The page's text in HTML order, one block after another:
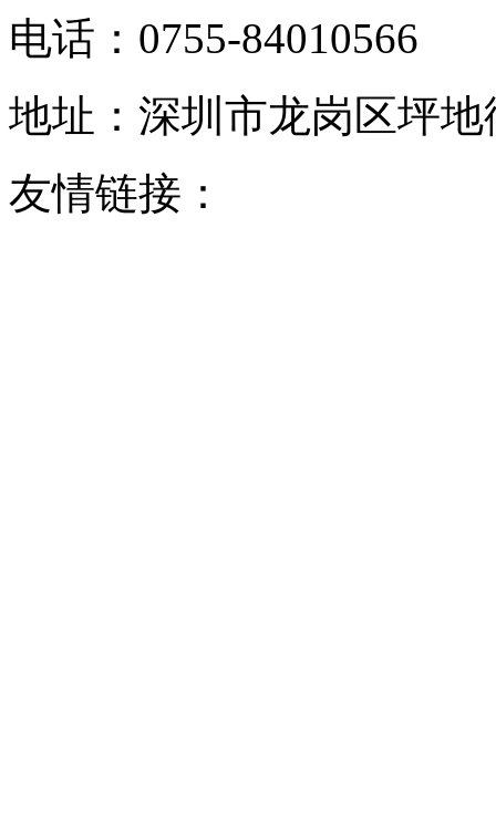
电话：0755-84010566
地址：深圳市龙岗区坪
友情链接：